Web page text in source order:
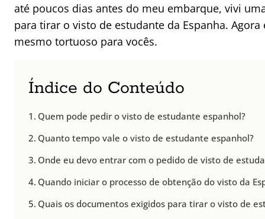
até poucos dias antes do meu embarque, vivi
para tirar o visto de estudante da Espanha.
mesmo tortuoso para vocês.
Índice do Conteúdo
Quem pode pedir o visto de estudante espanhol?
Quanto tempo vale o visto de estudante espanhol?
Onde eu devo entrar com o pedido de visto de
Quando iniciar o processo de obtenção do visto da
Quais os documentos exigidos para tirar o visto de